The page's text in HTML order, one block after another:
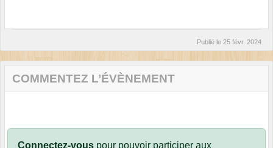
Publié le 25 févr. 2024
COMMENTEZ L’ÉVÈNEMENT
Connectez-vous pour pouvoir participer aux